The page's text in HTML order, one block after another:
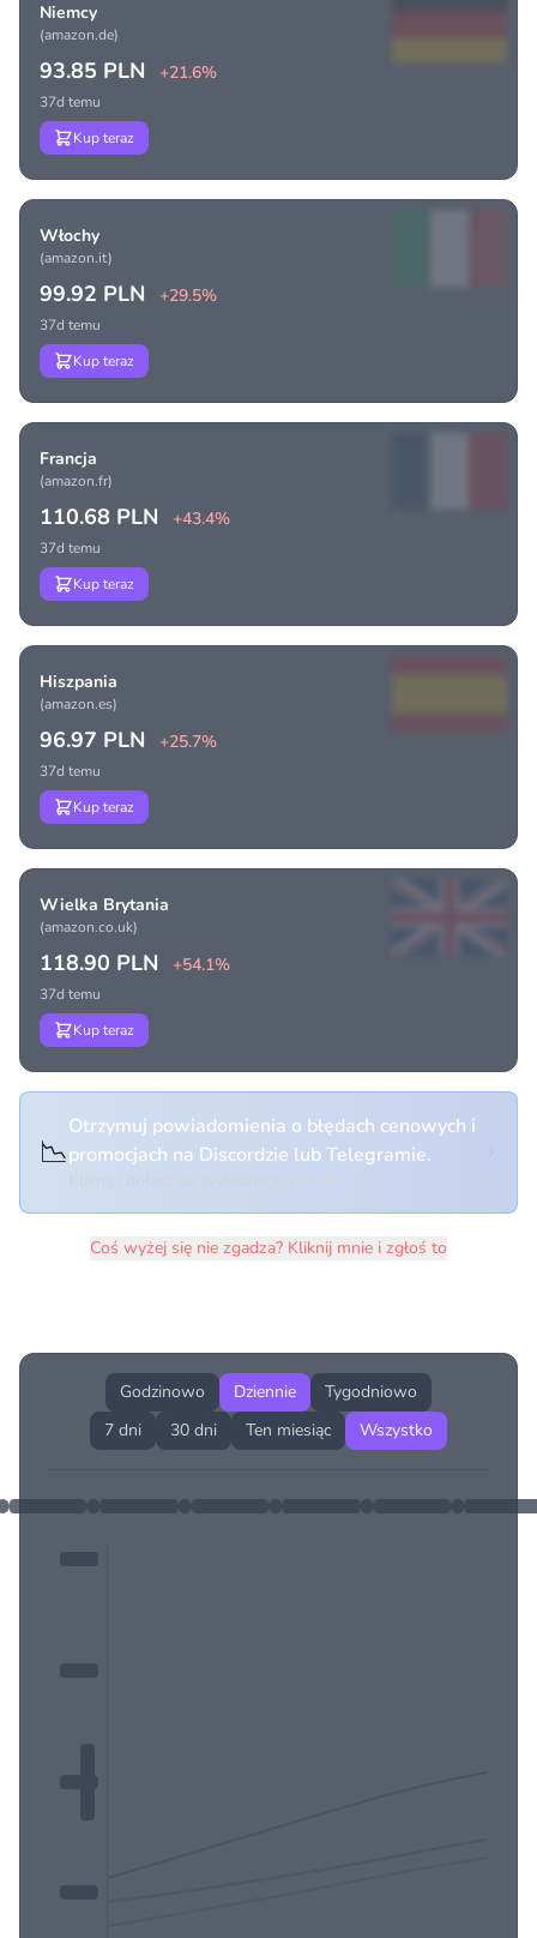
Niemcy
(amazon.de)
93.85 PLN +21.6%
37d temu
Kup teraz
Włochy
(amazon.it)
99.92 PLN +29.5%
37d temu
Kup teraz
Francja
(amazon.fr)
110.68 PLN +43.4%
37d temu
Kup teraz
Hiszpania
(amazon.es)
96.97 PLN +25.7%
37d temu
Kup teraz
Wielka Brytania
(amazon.co.uk)
118.90 PLN +54.1%
37d temu
Kup teraz
📉
Otrzymuj powiadomienia o błędach cenowych i
promocjach na Discordzie lub Telegramie.
Coś wyżej się nie zgadza? Kliknij mnie i zgłoś to
Godzinowo Dziennie
Tygodniowo
7 dni
30 dni Ten miesiąc Wszystko